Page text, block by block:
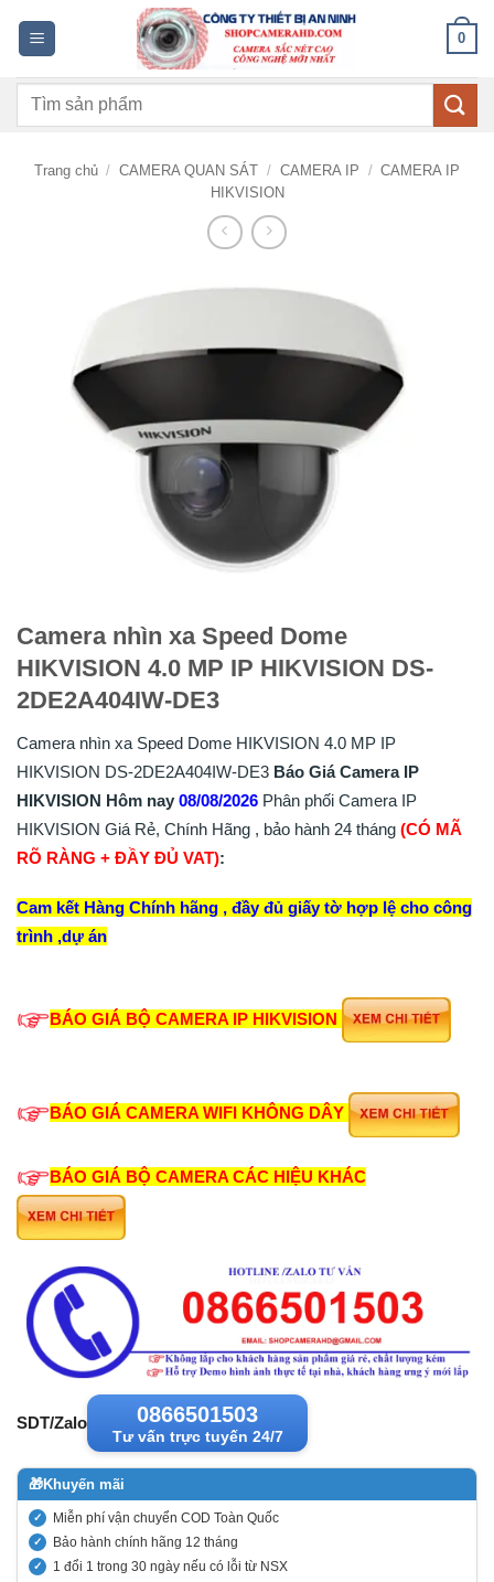
dung
0
Tìm
Trang chủ / CAMERA QUAN SÁT / CAMERA IP / CAMERA IP
HIKVISION
Camera nhìn xa Speed Dome
HIKVISION 4.0 MP IP HIKVISION DS-
2DE2A404IW-DE3
Camera nhìn xa Speed Dome HIKVISION 4.0 MP IP
HIKVISION DS-2DE2A404IW-DE3 Báo Giá Camera IP
HIKVISION Hôm nay 08/08/2026 Phân phối Camera IP
HIKVISION Giá Rẻ, Chính Hãng , bảo hành 24 tháng (CÓ MÃ
RÕ RÀNG + ĐẦY ĐỦ VAT):
Cam kết Hàng Chính hãng , đầy đủ giấy tờ hợp lệ cho công
trình ,dự án
BÁO GIÁ BỘ CAMERA IP HIKVISION
BÁO GIÁ CAMERA WIFI KHÔNG DÂY
BÁO GIÁ BỘ CAMERA CÁC HIỆU KHÁC
SDT/Zalo 0866501503
Tư vấn trực tuyến 24/7
🎁Khuyến mãi
Miễn phí vận chuyển COD Toàn Quốc
Bảo hành chính hãng 12 tháng
1 đổi 1 trong 30 ngày nếu có lỗi từ NSX